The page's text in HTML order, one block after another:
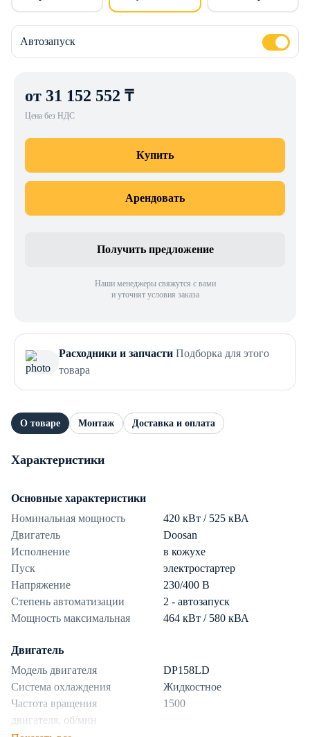
Автозапуск
от 31 152 552 ₸
Цена без НДС
Купить
Арендовать
Получить предложение
Наши менеджеры свяжутся с вами
и уточнят условия заказа
Расходники и запчасти Подборка для этого
товара
О товаре Монтаж Доставка и оплата
Характеристики
Основные характеристики
Номинальная мощность
420 кВт / 525 кВА
Двигатель
Doosan
Исполнение
в кожухе
Пуск
электростартер
Напряжение
230/400 В
Степень автоматизации
2 - автозапуск
Мощность максимальная
464 кВт / 580 кВА
Двигатель
Модель двигателя
DP158LD
Система охлаждения
Жидкостное
Частота вращения
двигателя, об/мин
1500